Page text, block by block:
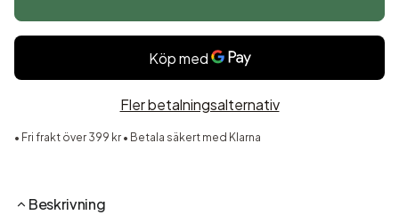
Beskrivning
Fler betalningsalternativ
• Fri frakt över 399 kr • Betala säkert med Klarna